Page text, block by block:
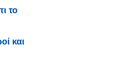
το
και